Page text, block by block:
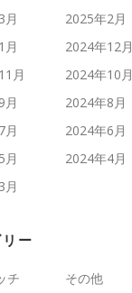
月
2025年2月
月
2024年12月
月
2024年10月
月
2024年8月
月
2024年6月
月
2024年4月
月
ー
チ その他